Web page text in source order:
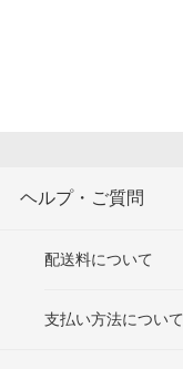
ヘルプ・ご質問
配送料について
支払い方法について